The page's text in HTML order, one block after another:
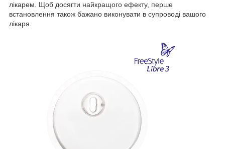
лікарем. Щоб досягти найкращого ефекту, перше
встановлення також бажано виконувати в супроводі вашого
лікаря.